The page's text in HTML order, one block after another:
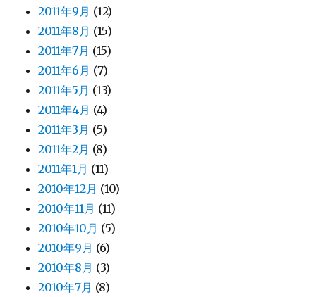
2011年9月 (12)
2011年8月 (15)
2011年7月 (15)
2011年6月 (7)
2011年5月 (13)
2011年4月 (4)
2011年3月 (5)
2011年2月 (8)
2011年1月 (11)
2010年12月 (10)
2010年11月 (11)
2010年10月 (5)
2010年9月 (6)
2010年8月 (3)
2010年7月 (8)